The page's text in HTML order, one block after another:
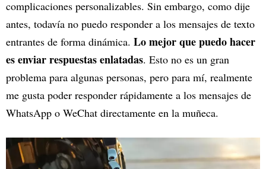
complicaciones personalizables. Sin embargo, como dije
antes, todavía no puedo responder a los mensajes de texto
entrantes de forma dinámica. Lo mejor que puedo hacer
es enviar respuestas enlatadas. Esto no es un gran
problema para algunas personas, pero para mí, realmente
me gusta poder responder rápidamente a los mensajes de
WhatsApp o WeChat directamente en la muñeca.